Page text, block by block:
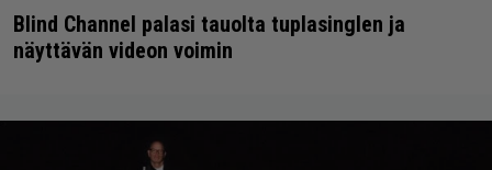
Blind Channel palasi tauolta tuplasinglen ja
näyttävän videon voimin